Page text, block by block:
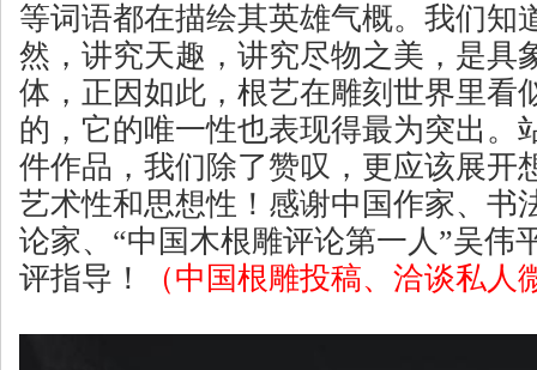
等词语都在描绘其英雄气概。我们知
然，讲究天趣，讲究尽物之美，是具
体，正因如此，根艺在雕刻世界里看
的，它的唯一性也表现得最为突出。
件作品，我们除了赞叹，更应该展开
艺术性和思想性！感谢中国作家、书
论家、“中国木根雕评论第一人”吴伟
评指导！
（中国根雕投稿、洽谈私人